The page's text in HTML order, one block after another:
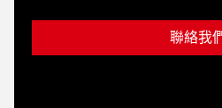
聯絡我